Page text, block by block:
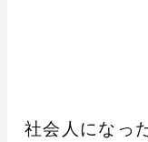
社会人になっ